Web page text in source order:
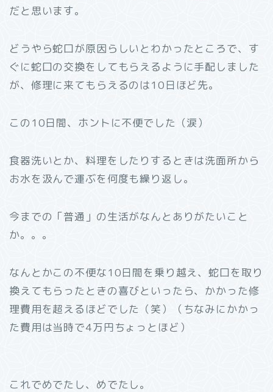
だと思います。
どうやら蛇口が原因らしいとわかったところで、す
ぐに蛇口の交換をしてもらえるように手配しました
が、修理に来てもらえるのは10日ほど先。
この10日間、ホントに不便でした（涙）
食器洗いとか、料理をしたりするときは洗面所から
お水を汲んで運ぶを何度も繰り返し。
今までの「普通」の生活がなんとありがたいこと
か。。。
なんとかこの不便な10日間を乗り越え、蛇口を取り
換えてもらったときの喜びといったら、かかった修
理費用を超えるほどでした（笑）（ちなみにかかっ
た費用は当時で4万円ちょっとほど）
これでめでたし、めでたし。